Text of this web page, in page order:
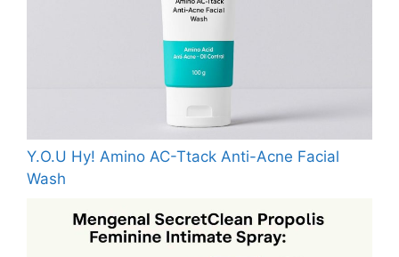
Y.O.U Hy! Amino AC-Ttack Anti-Acne Facial
Wash